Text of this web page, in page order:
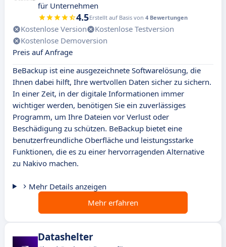
für Unternehmen
4.5Erstellt auf Basis von 4 Bewertungen
Kostenlose Version
Kostenlose Testversion
Kostenlose Demoversion
Preis auf Anfrage
BeBackup ist eine ausgezeichnete Softwarelösung, die
Ihnen dabei hilft, Ihre wertvollen Daten sicher zu sichern.
In einer Zeit, in der digitale Informationen immer
wichtiger werden, benötigen Sie ein zuverlässiges
Programm, um Ihre Dateien vor Verlust oder
Beschädigung zu schützen. BeBackup bietet eine
benutzerfreundliche Oberfläche und leistungsstarke
Funktionen, die es zu einer hervorragenden Alternative
zu Nakivo machen.
Mehr Details anzeigen
Mehr erfahren
Datashelter